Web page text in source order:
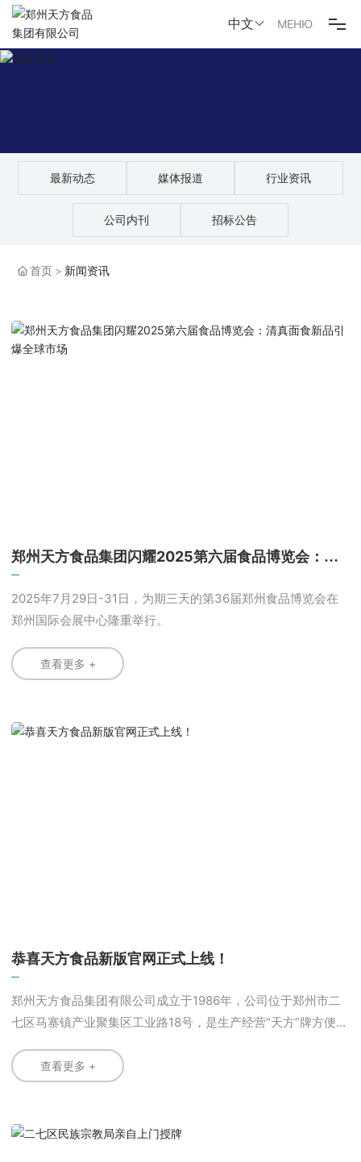
网站首页
社会责任
中文 МЕНЮ
最新动态 媒体报道 行业资讯
公司内刊 招标公告
首页 新闻资讯
郑州天方食品集团闪耀2025第六届食品博览会：清
真面食新品引爆全球市场
2025年7月29日-31日，为期三天的第36届郑州食品博览会在
郑州国际会展中心隆重举行。
查看更多 +
恭喜天方食品新版官网正式上线！
郑州天方食品集团有限公司成立于1986年，公司位于郑州市二
七区马寨镇产业聚集区工业路18号，是生产经营“天方”牌方便面
查看更多 +